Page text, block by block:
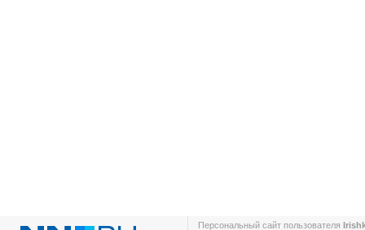
Персональный сайт пользователя